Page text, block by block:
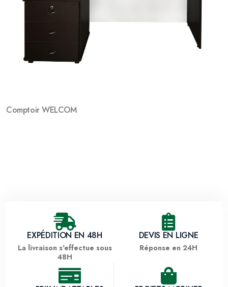
Comptoir WELCOM
EXPÉDITION EN 48H
La livraison s'effectue sous
48H
DEVIS EN LIGNE
Réponse en 24H